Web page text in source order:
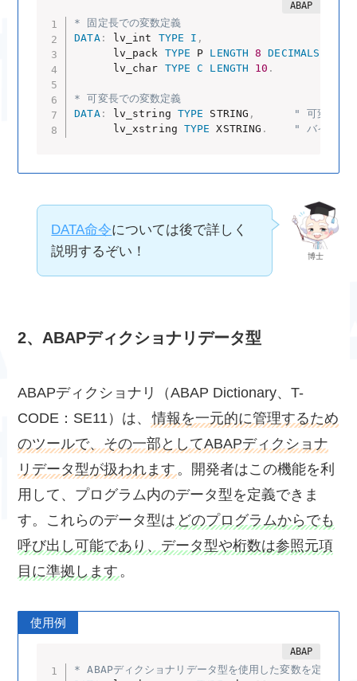
* 固定長での変数定義
DATA: lv_int TYPE I ,
      lv_pack
TYPE P LENGTH 8 DECIMALS
      lv_char
TYPE C LENGTH 10 .
* 可変長での変数定義
DATA: lv_string TYPE STRING ,
" 可変長文
      lv_xstring
TYPE XSTRING . " バイナリ
博士
DATA命令については後で詳しく
説明するぞい！
2、 ABAPディクショナリデータ型
ABAPディクショナリ（ABAP Dictionary、T-
CODE：SE11）は、 情報を一元的に管理するため
のツールで、その一部としてABAPディクショナ
リデータ型が扱われます 。開発者はこの機能を利
用して、プログラム内のデータ型を定義できま
す。これらのデータ型は どのプログラムからでも
呼び出し可能であり、データ型や桁数は参照元項
目に準拠します 。
使用例
* ABAPディクショナリデータ型を使用した変数を定義